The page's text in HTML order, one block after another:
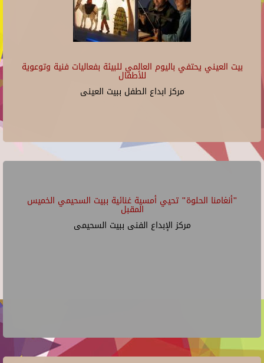
بيت العيني يحتفي باليوم العالمي للبيئة بفعاليات فنية وتوعوية
للأطفال
مركز ابداع الطفل ببيت العينى
"أنغامنا الحلوة" تحيي أمسية غنائية ببيت السحيمي الخميس
المقبل
مركز الإبداع الفنى ببيت السحيمى